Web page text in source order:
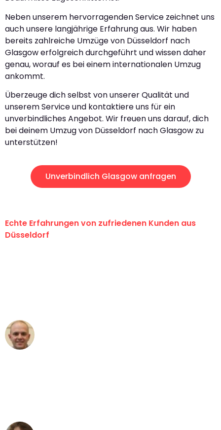
Neben unserem hervorragenden Service zeichnet uns
auch unsere langjährige Erfahrung aus. Wir haben
bereits zahlreiche Umzüge von Düsseldorf nach
Glasgow erfolgreich durchgeführt und wissen daher
genau, worauf es bei einem internationalen Umzug
ankommt.
Überzeuge dich selbst von unserer Qualität und
unserem Service und kontaktiere uns für ein
unverbindliches Angebot. Wir freuen uns darauf, dich
bei deinem Umzug von Düsseldorf nach Glasgow zu
unterstützen!
Unverbindlich Glasgow anfragen
Echte Erfahrungen von zufriedenen Kunden aus
Düsseldorf